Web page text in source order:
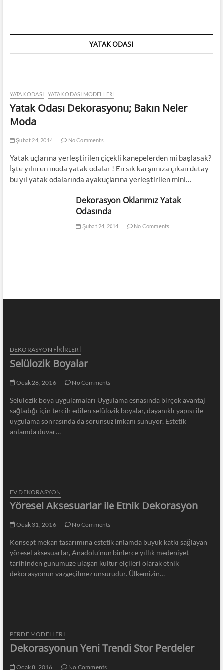
YATAK ODASI
YATAK ODASI YATAK ODASI MODELLERI
Yatak Odası Dekorasyonu; Bakın Neler
Moda
Şubat 24, 2014 No Comments
Yatak uçlarına yerleştirilen çiçekli kanepelerden mi başlasak?
İşte yılın en moda yatak odaları! En sık karşımıza çıkan detay
bu yıl yatak odalarında ayakuçlarına yerleştirilen mini…
Dekorasyon Oklarımız Yatak
Odasında
Şubat 24, 2014 No Comments
DEKORASYON FİKİRLERİ
Selülozik Boyalar
Ocak 28, 2016 No Comments
Selülozik boya uygulamaları Uygulama esnasında birçok avantaj
sağladığı için tercih edilen selülozik boyalar, dayanıklı yapısı ile
uygulama sonrasında da sorunsuz imkanı sunuyor. Estetik
anlamda duvar…
EV DEKORASYON
Yöresel Aksesuarlar ile Etnik Dekorasyon
Ocak 31, 2016 No Comments
Konsept mekan tasarımına estetik anlamda büyük katkı sağlayan
yöresel aksesuarlar, Anadolu’nun binlerce yıllık medeniyet
tarihinden günümüze ulaşan kültür elçileri olarak etnik
dekorasyonun vazgeçilmez unsurudur. Ülkemizin…
PERDE MODELLERI
Dekorasyonun Yeni Trendi Stor Perdeler
Ocak 8, 2016 No Comments